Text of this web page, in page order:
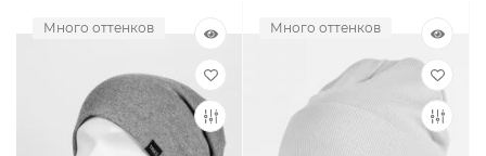
Много оттенков Много оттенков